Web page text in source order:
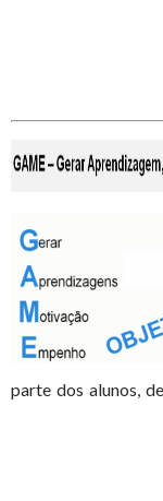
parte dos alunos,